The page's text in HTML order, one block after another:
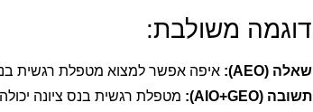
דוגמה משולבת:
שאלה (AEO):
איפה אפשר למצוא מטפלת רגשית
תשובה (AIO+GEO):
מטפלת רגשית בנס ציונה